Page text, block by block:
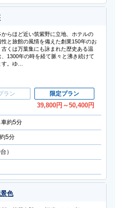
からほど近い筑紫野に立地、ホテルの
性と旅館の風情を備えた創業150年のお
古くは万葉集にも詠まれた歴史ある温
、1300年の時を経て脈々と沸き続けて
す。ゆ…
ラン 限定プラン
39,800円 ～50,400円
約5分
5分
）
色